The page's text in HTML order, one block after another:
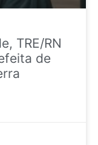
TRE/RN
de